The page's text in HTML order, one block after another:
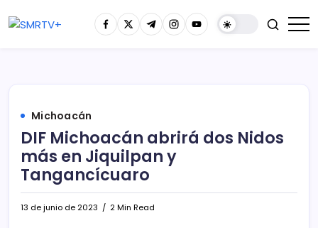
Michoacán
DIF Michoacán abrirá dos Nidos
más en Jiquilpan y
Tangancícuaro
13 de junio de 2023 2 Min Read